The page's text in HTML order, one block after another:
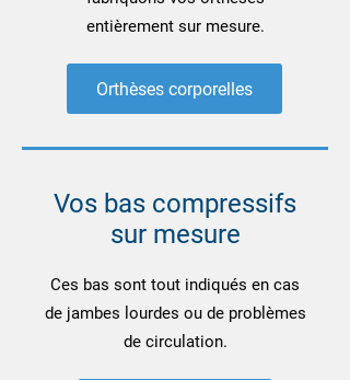
entièrement sur mesure.
Orthèses corporelles
Vos bas compressifs
sur mesure
Ces bas sont tout indiqués en cas
de jambes lourdes ou de problèmes
de circulation.